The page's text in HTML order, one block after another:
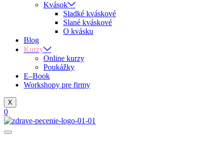
Kvások
Sladké kváskové
Slané kváskové
O kvásku
Blog
Kurzy
Online kurzy
Poukážky
E–Book
Workshopy pre firmy
X
0